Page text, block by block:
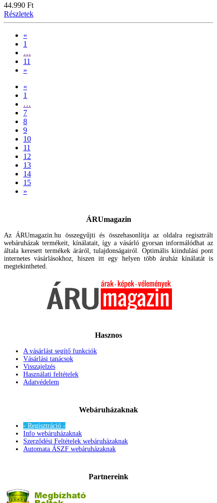
44.990 Ft
Részletek
«
1
…
11
»
«
1
…
7
8
9
10
11
12
13
14
15
»
ÁRUmagazin
Az ÁRUmagazin.hu összegyűjti és összehasonlítja az oldalra regisztrált
webáruházak termékeit, kínálatait, így a vásárló gyorsan informálódhat az
általa keresett termékek áráról, tulajdonságairól. Optimális kiindulási pont
internetes vásárlásokhoz, hiszen itt egy helyen több áruház kínálatát is
megtekintheted.
Hasznos
A vásárlást segítő funkciók
Vásárlási tanácsok
Visszajelzés
Használati feltételek
Adatvédelem
Webáruházaknak
- Regisztráció -
Info webáruházaknak
Szerződési Feltételek webáruházaknak
Automata ÁSZF webáruházaknak
Partnereink